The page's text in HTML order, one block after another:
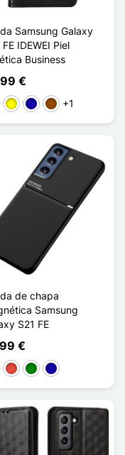
Samsung Galaxy
FE IDEWEI Piel
Business
€
AmarilloAzul oscuro
Marrón
+1
de chapa
Samsung
S21 FE
€
RojoVerdeAzul oscuro